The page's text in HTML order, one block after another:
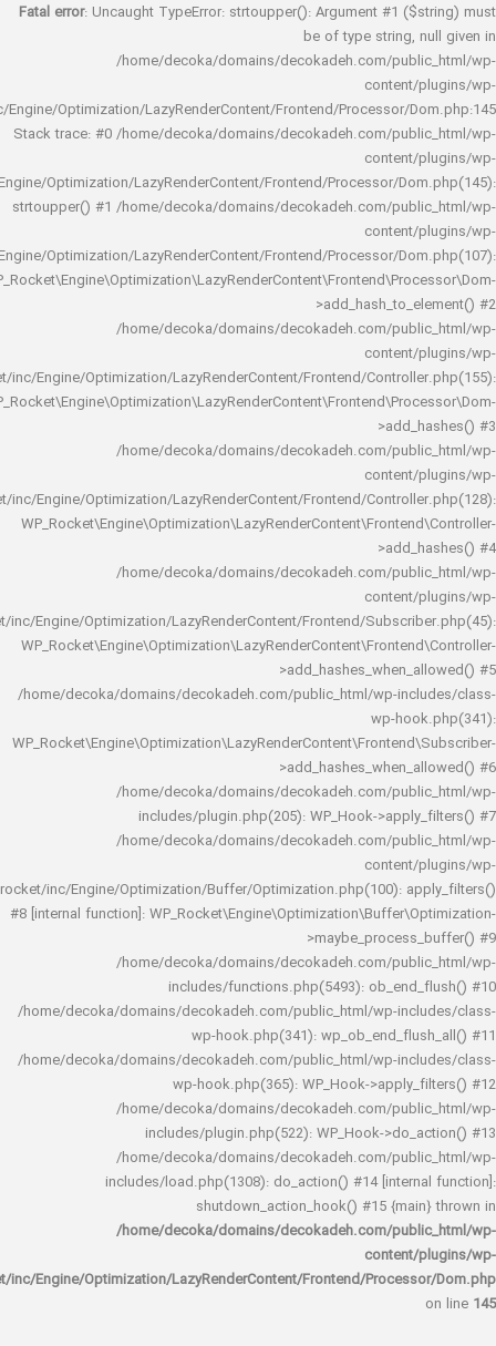
Fatal error : Uncaught TypeError: strtoupper(): Argument #1
be of type string,
/home/decoka/domains/decokadeh.com/
rocket/inc/Engine/Optimization/LazyRenderContent/Frontend/Processor/
Stack trace: #0 /home/decoka/domains/decokadeh.com/
rocket/inc/Engine/Optimization/LazyRenderContent/Frontend/Processor/
strtoupper() #1 /home/decoka/domains/decokadeh.com/
rocket/inc/Engine/Optimization/LazyRenderContent/Frontend/Processor/
/home/decoka/domains/decokadeh.com/
rocket/inc/Engine/Optimization/LazyRenderContent/Frontend/
/home/decoka/domains/decokadeh.com/
rocket/inc/Engine/Optimization/LazyRenderContent/Frontend/
/home/decoka/domains/decokadeh.com/
rocket/inc/Engine/Optimization/LazyRenderContent/Frontend/
/home/decoka/domains/decokadeh.com/public_html/wp-
wp-
/home/decoka/domains/decokadeh.com/
includes/plugin.php(205): WP_Hook-
/home/decoka/domains/decokadeh.com/
rocket/inc/Engine/Optimization/Buffer/Optimization.php(100):
#8 [internal function]:
/home/decoka/domains/decokadeh.com/
includes/functions.php(5493):
/home/decoka/domains/decokadeh.com/public_html/wp-
wp-hook.php(341):
/home/decoka/domains/decokadeh.com/public_html/wp-
wp-hook.php(365): WP_Hook-
/home/decoka/domains/decokadeh.com/
includes/plugin.php(522): WP_Hook-
/home/decoka/domains/decokadeh.com/
includes/load.php(1308): do_action() #14
shutdown_action_hook() #15
/home/decoka/domains/decokadeh.com/
rocket/inc/Engine/Optimization/LazyRenderContent/Frontend/